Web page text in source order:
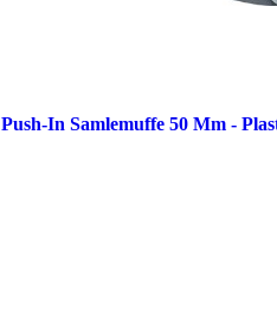
Push-In Samlemuffe 50 Mm -